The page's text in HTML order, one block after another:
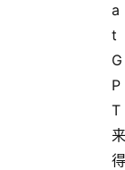
a
t
G
P
T
来
得